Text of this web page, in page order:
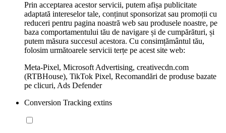
Prin acceptarea acestor servicii, putem afișa publicitate
adaptată intereselor tale, conținut sponsorizat sau promoții cu
reduceri pentru pagina noastră web sau produsele noastre, pe
baza comportamentului tău de navigare și de cumpărături, și
putem măsura succesul acestora. Cu consimțământul tău,
folosim următoarele servicii terțe pe acest site web:
Meta-Pixel, Microsoft Advertising, creativecdn.com
(RTBHouse), TikTok Pixel, Recomandări de produse bazate
pe clicuri, Ads Defender
Conversion Tracking extins